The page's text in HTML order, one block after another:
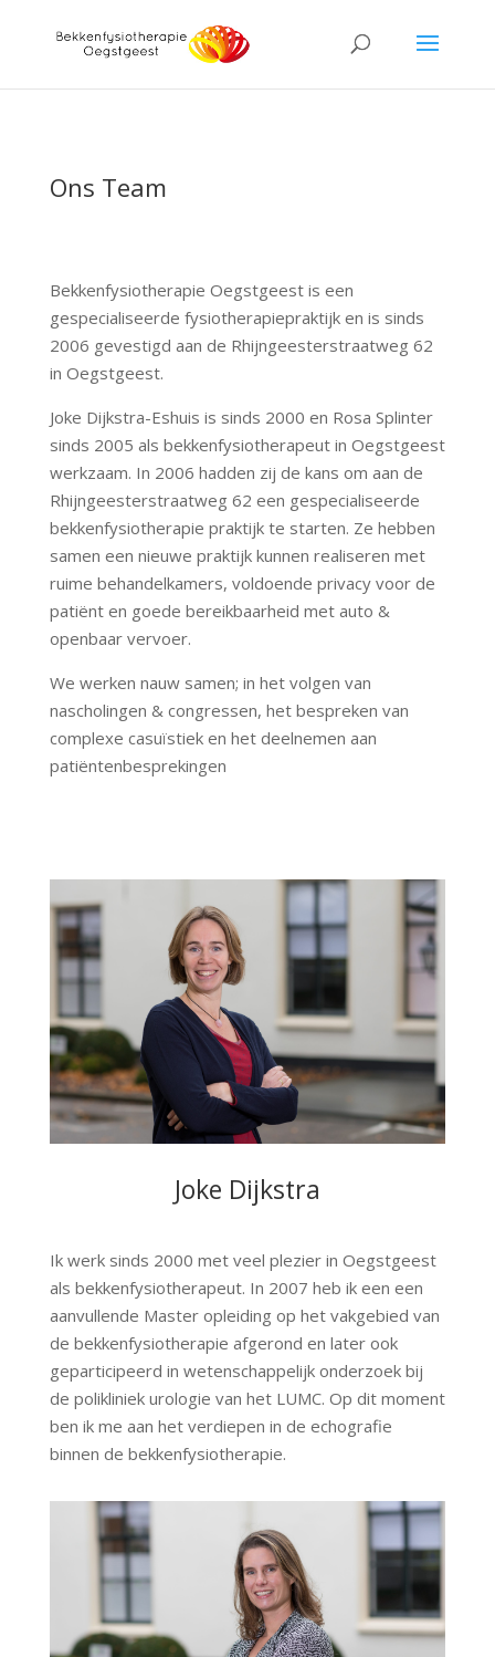
Ons Team
Bekkenfysiotherapie Oegstgeest is een
gespecialiseerde fysiotherapiepraktijk en is sinds
2006 gevestigd aan de Rhijngeesterstraatweg 62
in Oegstgeest.
Joke Dijkstra-Eshuis is sinds 2000 en Rosa Splinter
sinds 2005 als bekkenfysiotherapeut in Oegstgeest
werkzaam. In 2006 hadden zij de kans om aan de
Rhijngeesterstraatweg 62 een gespecialiseerde
bekkenfysiotherapie praktijk te starten. Ze hebben
samen een nieuwe praktijk kunnen realiseren met
ruime behandelkamers, voldoende privacy voor de
patiënt en goede bereikbaarheid met auto &
openbaar vervoer.
We werken nauw samen; in het volgen van
nascholingen & congressen, het bespreken van
complexe casuïstiek en het deelnemen aan
patiëntenbesprekingen
Joke Dijkstra
Ik werk sinds 2000 met veel plezier in Oegstgeest
als bekkenfysiotherapeut. In 2007 heb ik een een
aanvullende Master opleiding op het vakgebied van
de bekkenfysiotherapie afgerond en later ook
geparticipeerd in wetenschappelijk onderzoek bij
de polikliniek urologie van het LUMC. Op dit moment
ben ik me aan het verdiepen in de echografie
binnen de bekkenfysiotherapie.